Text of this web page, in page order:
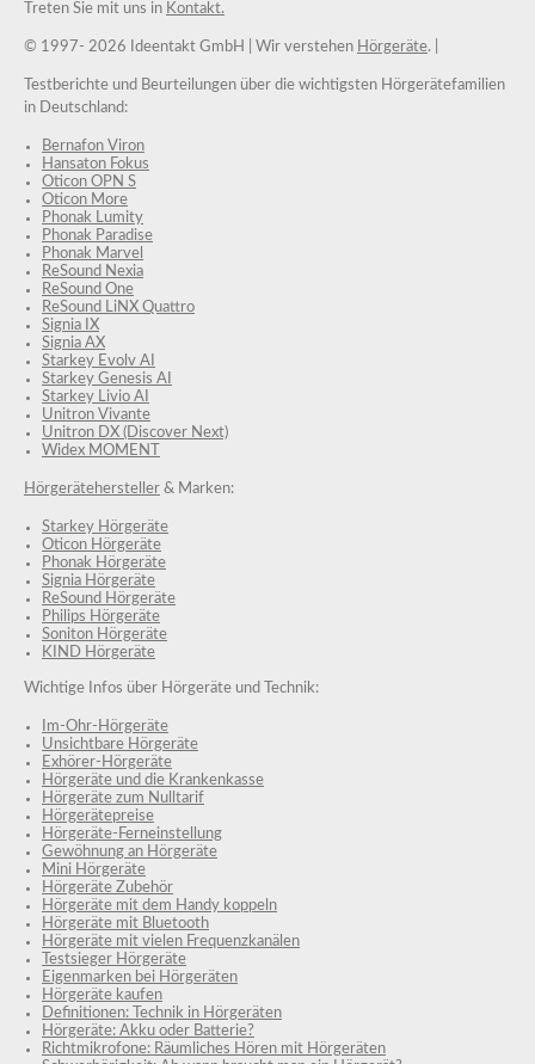
Treten Sie mit uns in Kontakt.
© 1997- 2026 Ideentakt GmbH | Wir verstehen Hörgeräte. |
Testberichte und Beurteilungen über die wichtigsten Hörgerätefamilien
in Deutschland:
Bernafon Viron
Hansaton Fokus
Oticon OPN S
Oticon More
Phonak Lumity
Phonak Paradise
Phonak Marvel
ReSound Nexia
ReSound One
ReSound LiNX Quattro
Signia IX
Signia AX
Starkey Evolv AI
Starkey Genesis AI
Starkey Livio AI
Unitron Vivante
Unitron DX (Discover Next)
Widex MOMENT
Hörgerätehersteller & Marken:
Starkey Hörgeräte
Oticon Hörgeräte
Phonak Hörgeräte
Signia Hörgeräte
ReSound Hörgeräte
Philips Hörgeräte
Soniton Hörgeräte
KIND Hörgeräte
Wichtige Infos über Hörgeräte und Technik:
Im-Ohr-Hörgeräte
Unsichtbare Hörgeräte
Exhörer-Hörgeräte
Hörgeräte und die Krankenkasse
Hörgeräte zum Nulltarif
Hörgerätepreise
Hörgeräte-Ferneinstellung
Gewöhnung an Hörgeräte
Mini Hörgeräte
Hörgeräte Zubehör
Hörgeräte mit dem Handy koppeln
Hörgeräte mit Bluetooth
Hörgeräte mit vielen Frequenzkanälen
Testsieger Hörgeräte
Eigenmarken bei Hörgeräten
Hörgeräte kaufen
Definitionen: Technik in Hörgeräten
Hörgeräte: Akku oder Batterie?
Richtmikrofone: Räumliches Hören mit Hörgeräten